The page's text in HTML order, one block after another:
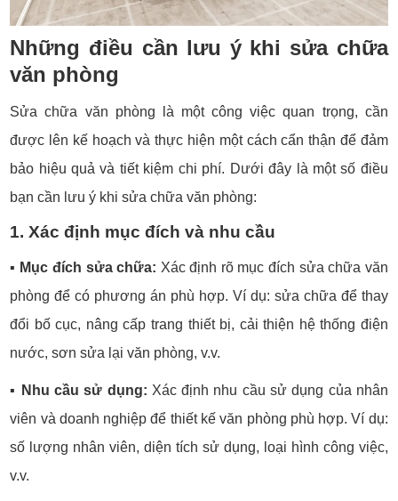
Những điều cần lưu ý khi sửa chữa
văn phòng
Sửa chữa văn phòng là một công việc quan trọng, cần
được lên kế hoạch và thực hiện một cách cẩn thận để đảm
bảo hiệu quả và tiết kiệm chi phí. Dưới đây là một số điều
bạn cần lưu ý khi sửa chữa văn phòng:
1. Xác định mục đích và nhu cầu
▪️ Mục đích sửa chữa: Xác định rõ mục đích sửa chữa văn
phòng để có phương án phù hợp. Ví dụ: sửa chữa để thay
đổi bố cục, nâng cấp trang thiết bị, cải thiện hệ thống điện
nước, sơn sửa lại văn phòng, v.v.
▪️ Nhu cầu sử dụng: Xác định nhu cầu sử dụng của nhân
viên và doanh nghiệp để thiết kế văn phòng phù hợp. Ví dụ:
số lượng nhân viên, diện tích sử dụng, loại hình công việc,
v.v.